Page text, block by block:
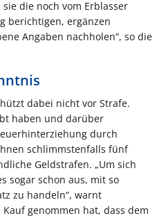
die noch vom Erblasser
berichtigen, ergänzen
Angaben nachholen“, so die
dabei nicht vor Strafe.
haben und darüber
durch
schlimmstenfalls fünf
Geldstrafen. „Um sich
sogar schon aus, mit so
zu handeln“, warnt
genommen hat, dass dem